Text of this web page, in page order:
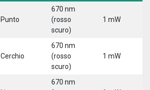
Punto
670 nm
(rosso
scuro)
1 mW
Cerchio
670 nm
(rosso
scuro)
1 mW
670 nm